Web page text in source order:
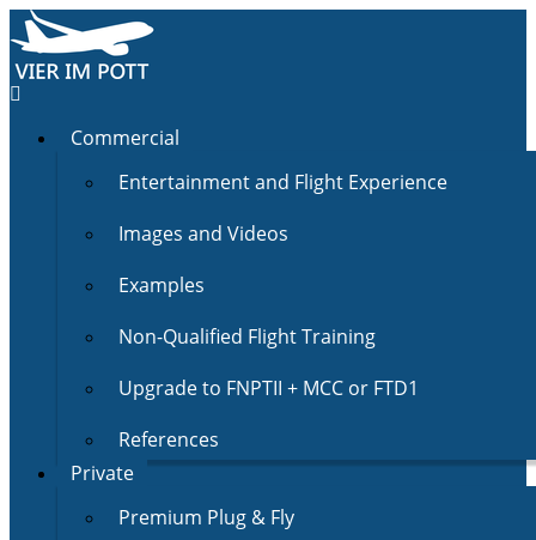
Commercial
Entertainment and Flight Experience
Images and Videos
Examples
Non-Qualified Flight Training
Upgrade to FNPTII + MCC or FTD1
References
Private
Premium Plug & Fly